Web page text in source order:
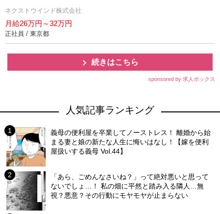
ネクストウインド株式会社
月給26万円～32万円
正社員 / 東京都
続きはこちら
sponsored by 求人ボックス
人気記事ランキング
義母の便利屋を卒業してノーストレス！ 離婚から始
まる妻と娘の新たな人生に悔いはなし！【嫁を便利
屋扱いする義母 Vol.44】
「あら、ごめんなさいね？」って絶対悪いと思って
ないでしょ…！ 私の畑に平然と踏み入る隣人…無
視？悪意？その行動にモヤモヤが止まらない